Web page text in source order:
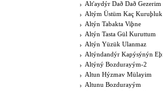
Alt'aydýr Dað Dað Gezerim
Altým Üstüm Kaç Kuruþluk
Altýn Tabakta Viþne
Altýn Tasta Gül Kuruttum
Altýn Yüzük Ulanmaz
Altýndandýr Kapýsýnýn
Altýný Bozdurayým-2
Altun Hýzmav Mülayim
Altunu Bozdurayým